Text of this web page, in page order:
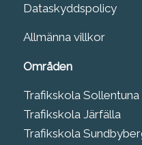
Dataskyddspolicy
Allmänna villkor
Områden
Trafikskola Sollentuna
Trafikskola Järfälla
Trafikskola